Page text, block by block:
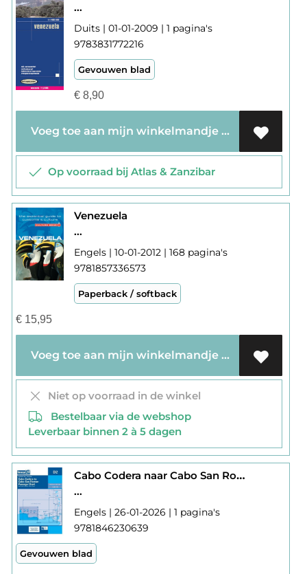
...
Duits | 01-01-2009 | 1 pagina's
9783831772216
Gevouwen blad
€8,90
Voeg toe aan mijn winkelmandje
Op voorraad bij Atlas & Zanzibar
Venezuela
...
Engels | 10-01-2012 | 168 pagina's
9781857336573
Paperback / softback
€15,95
Voeg toe aan mijn winkelmandje
Niet op voorraad in de winkel
Bestelbaar via de webshop
Leverbaar binnen 2 à 5 dagen
Cabo Codera naar Cabo San Roman D002
...
Engels | 26-01-2026 | 1 pagina's
9781846230639
Gevouwen blad